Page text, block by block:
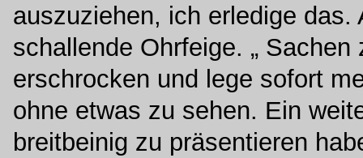
auszuziehen, ich erledige
schallende Ohrfeige. „
erschrocken und lege sofort
ohne etwas zu sehen. Ein
breitbeinig zu präsentieren